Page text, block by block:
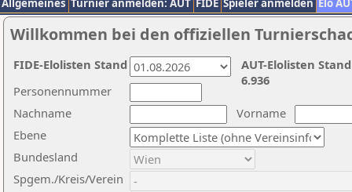
Allgemeines Turnier anmelden: AUT FIDE Spieler anmelden Elo
Willkommen bei den offiziellen
Nachname
Vorname
Ebene
Personennummer
Bundesland
Spgem./Kreis/Verein
AUT-Elolisten
6.936
FIDE-Elolisten Stand